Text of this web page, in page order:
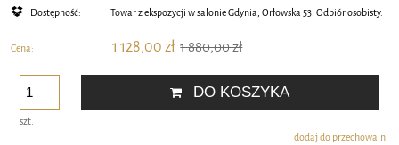
Dostępność: Towar z ekspozycji w salonie Gdynia, Orłowska 53. Odbiór osobisty.
Cena: 1 128,00 zł 1 880,00 zł
szt.
DO KOSZYKA
dodaj do przechowalni